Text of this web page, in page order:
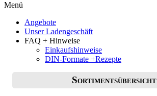
Menü
Angebote
Unser Ladengeschäft
FAQ + Hinweise
Einkaufshinweise
DIN-Formate +Rezepte
Sortimentsübersicht